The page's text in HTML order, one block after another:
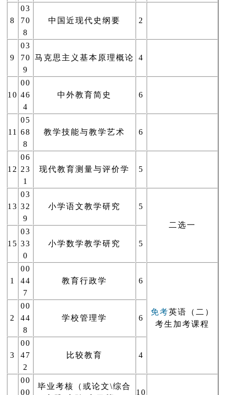
8
03
70
8
中国近现代史纲要 2
9
03
70
9
马克思主义基本原理概论 4
10
00
46
4
中外教育简史 6
11
05
68
8
教学技能与教学艺术 6
12
06
23
1
现代教育测量与评价学 5
13
03
32
9
小学语文教学研究 5
二选一
15
03
33
0
小学数学教学研究 5
1
00
44
7
教育行政学 6
免考英语（二）
考生加考课程
2
00
44
8
学校管理学 6
3
00
47
2
比较教育 4
00
00
毕业考核（或论文\综合
10